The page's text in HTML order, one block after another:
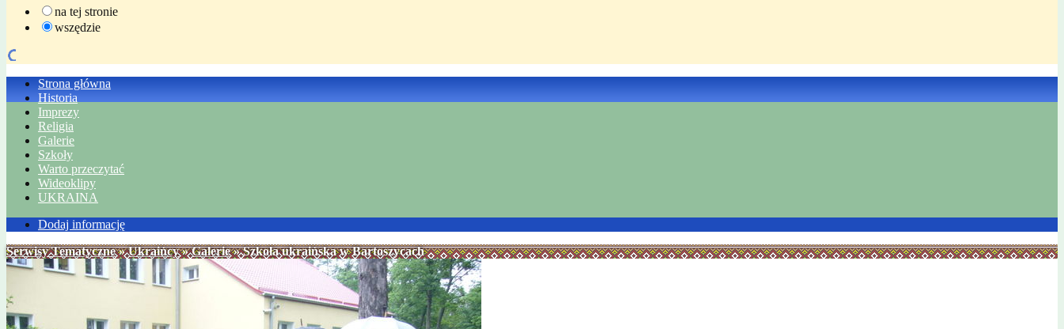
na tej stronie
wszędzie
Strona główna
Historia
Imprezy
Religia
Galerie
Szkoły
Warto przeczytać
Wideoklipy
UKRAINA
Dodaj informację
Serwisy Tematyczne»Ukraińcy»Galerie» Szkoła ukraińska w Bartoszycach